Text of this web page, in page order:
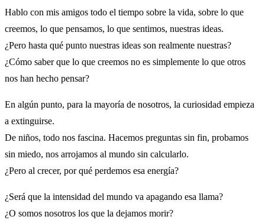
Hablo con mis amigos todo el tiempo sobre la vida, sobre lo que
creemos, lo que pensamos, lo que sentimos, nuestras ideas.
¿Pero hasta qué punto nuestras ideas son realmente nuestras?
¿Cómo saber que lo que creemos no es simplemente lo que otros
nos han hecho pensar?
En algún punto, para la mayoría de nosotros, la curiosidad empieza
a extinguirse.
De niños, todo nos fascina. Hacemos preguntas sin fin, probamos
sin miedo, nos arrojamos al mundo sin calcularlo.
¿Pero al crecer, por qué perdemos esa energía?
¿Será que la intensidad del mundo va apagando esa llama?
¿O somos nosotros los que la dejamos morir?